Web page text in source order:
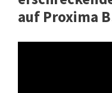
auf Proxima